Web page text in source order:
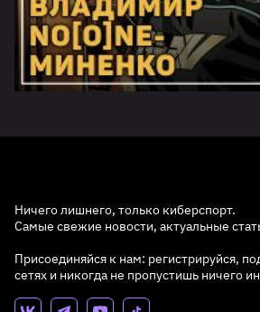
Ничего лишнего, только киберспорт.
Самые свежие новости, актуальные
Присоединяйся к нам: регистрируйся,
сетях и никогда не пропустишь ничего